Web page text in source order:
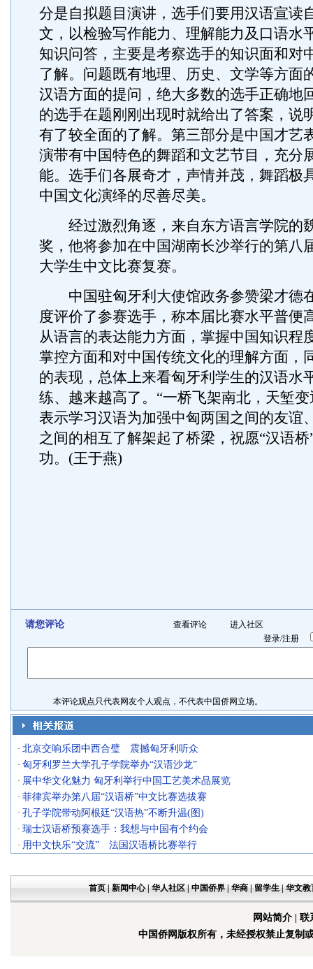
分是自拟题目演讲，选手们要用汉语宣读
文，以检验写作能力、理解能力及口语水
知识问答，主要是考察选手的知识面和对
了解。问题既有地理、历史、文学等方面
汉语方面的提问，绝大多数的选手正确地
的选手在题刚刚出现时就给出了答案，说
有了较全面的了解。第三部分是中国才艺
演带有中国特色的舞蹈和文艺节目，充分
能。选手们各展奇才，声情并茂，舞蹈极
中国文化演绎的尽善尽美。
经过激烈角逐，来自东方语言学院的
奖，他将参加在中国湖南长沙举行的第八
大学生中文比赛复赛。
中国驻匈牙利大使馆政务参赞梁才德
度评价了参赛选手，称本届比赛水平普便
从语言的表达能力方面，掌握中国知识程
掌控方面和对中国传统文化的理解方面，
的表现，总体上来看匈牙利学生的汉语水
练、越来越高了。“一桥飞架南北，天堑
表示学习汉语为加强中匈两国之间的友谊
之间的相互了解架起了桥梁，祝愿“汉语
功。(王于燕)
请您评论 查看评论
进入社区
登录/注册
本评论观点只代表网友个人观点，不代表中国侨网立场。
· 北京交响乐团中西合璧 震撼匈牙利听众
· 匈牙利罗兰大学孔子学院举办“汉语沙龙”
· 展中华文化魅力 匈牙利举行中国工艺美术品展览
· 菲律宾举办第八届“汉语桥”中文比赛选拔赛
· 孔子学院带动阿根廷“汉语热”不断升温(图)
· 瑞士汉语桥预赛选手：我想与中国有个约会
· 用中文快乐“交流” 法国汉语桥比赛举行
首页| 新闻中心| 华人社区| 中国侨界| 华商| 留学生| 华文教
网站简介| 联
中国侨网版权所有，未经授权禁止复制